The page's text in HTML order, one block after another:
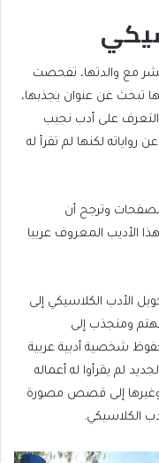
للنشر مع والدتها، تفحصت
تبحث عن عنوان يجذبها،
التعرف على أدب نجيب
لكنها لم تقرأ له
وترجح أن
الأديب المعروف عربيا
الأدب الكلاسيكي إلى
ومنجذب إلى
شخصية أدبية عربية
لم يقرأوا له أعماله
وغيرها إلى قصص مصورة
الكلاسيكي.